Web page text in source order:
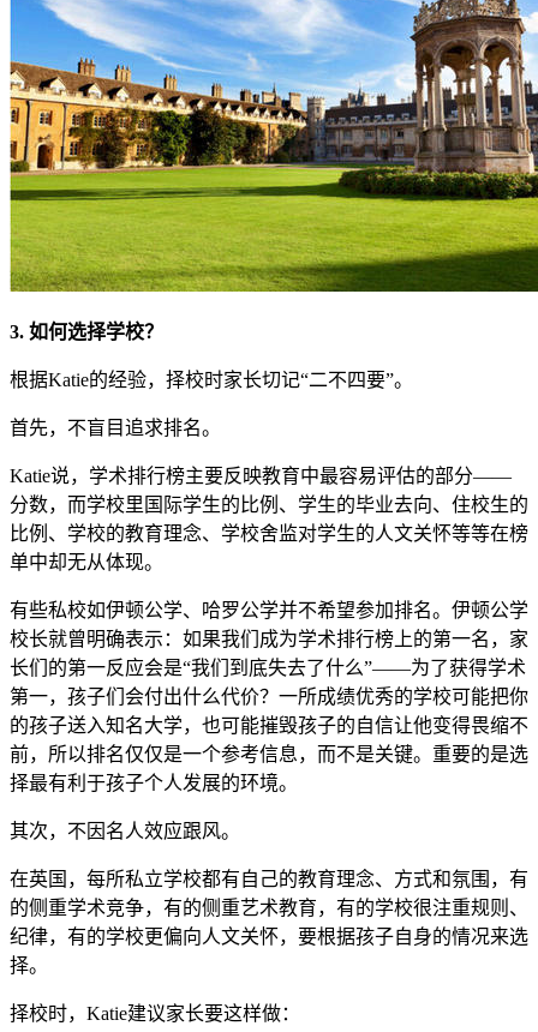
3. 如何选择学校？
根据Katie的经验，择校时家长切记“二不四要”。
首先，不盲目追求排名。
Katie说，学术排行榜主要反映教育中最容易评估的部分——
分数，而学校里国际学生的比例、学生的毕业去向、住校生的
比例、学校的教育理念、学校舍监对学生的人文关怀等等在榜
单中却无从体现。
有些私校如伊顿公学、哈罗公学并不希望参加排名。伊顿公学
校长就曾明确表示：如果我们成为学术排行榜上的第一名，家
长们的第一反应会是“我们到底失去了什么”——为了获得学术
第一，孩子们会付出什么代价？一所成绩优秀的学校可能把你
的孩子送入知名大学，也可能摧毁孩子的自信让他变得畏缩不
前，所以排名仅仅是一个参考信息，而不是关键。重要的是选
择最有利于孩子个人发展的环境。
其次，不因名人效应跟风。
在英国，每所私立学校都有自己的教育理念、方式和氛围，有
的侧重学术竞争，有的侧重艺术教育，有的学校很注重规则、
纪律，有的学校更偏向人文关怀，要根据孩子自身的情况来选
择。
择校时，Katie建议家长要这样做：